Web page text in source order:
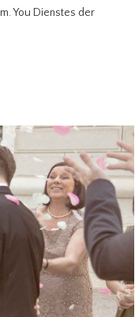
You Dienstes der